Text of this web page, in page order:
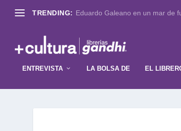
TRENDING: Eduardo Galeano en un mar de
ENTREVISTA LA BOLSA DE EL